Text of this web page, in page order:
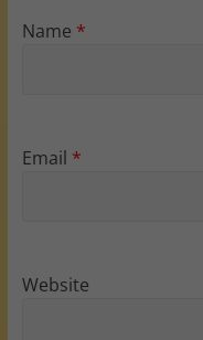
Name *
Email *
Website